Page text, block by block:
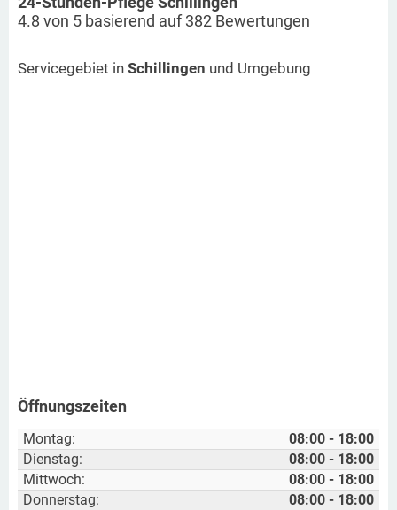
4.8 von 5 basierend auf382 Bewertungen
Servicegebiet in Schillingen und Umgebung
Öffnungszeiten
Montag:
08:00 - 18:00
Dienstag:
08:00 - 18:00
Mittwoch:
08:00 - 18:00
Donnerstag:
08:00 - 18:00